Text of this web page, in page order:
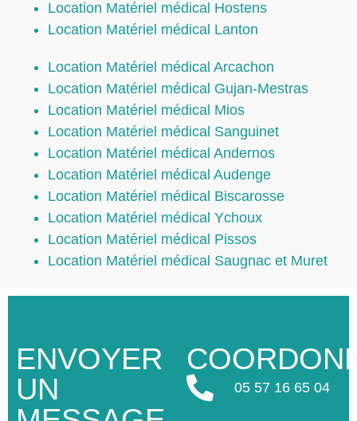
Location Matériel médical Hostens
Location Matériel médical Lanton
Location Matériel médical Arcachon
Location Matériel médical Gujan-Mestras
Location Matériel médical Mios
Location Matériel médical Sanguinet
Location Matériel médical Andernos
Location Matériel médical Audenge
Location Matériel médical Biscarosse
Location Matériel médical Ychoux
Location Matériel médical Pissos
Location Matériel médical Saugnac et Muret
ENVOYER
UN
05 57 16 65 04